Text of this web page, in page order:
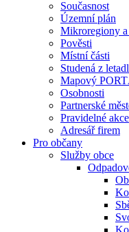
Současnost
Územní plán
Mikroregiony a
Pověsti
Místní části
Studená z
Mapový
Osobnosti
Partnerské
Pravidelné akce
Adresář firem
Pro občany
Služby obce